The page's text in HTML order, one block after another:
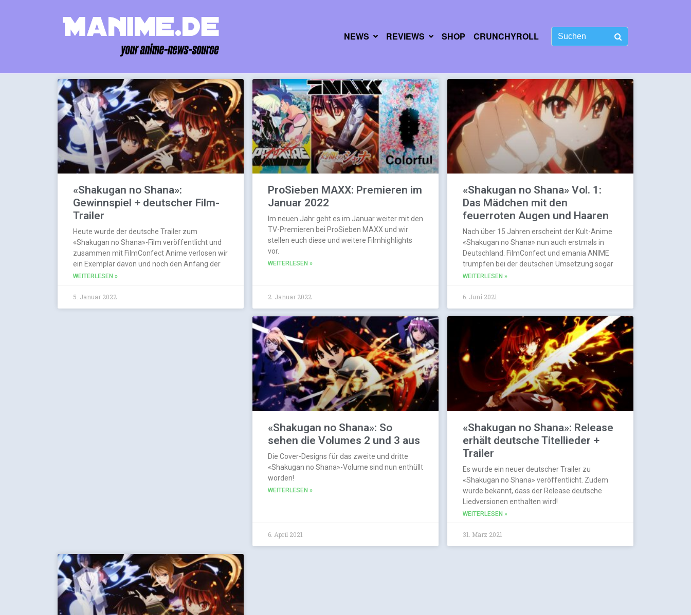
NEWS REVIEWS SHOP CRUNCHYROLL
«Shakugan no Shana»:
Gewinnspiel + deutscher Film-
Trailer
Heute wurde der deutsche Trailer zum
«Shakugan no Shana»-Film veröffentlicht und
zusammen mit FilmConfect Anime verlosen wir
ein Exemplar davon und noch den Anfang der
WEITERLESEN »
5. Januar 2022
ProSieben MAXX: Premieren im
Januar 2022
Im neuen Jahr geht es im Januar weiter mit den
TV-Premieren bei ProSieben MAXX und wir
stellen euch diese und weitere Filmhighlights
vor.
WEITERLESEN »
2. Januar 2022
«Shakugan no Shana» Vol. 1:
Das Mädchen mit den
feuerroten Augen und Haaren
Nach über 15 Jahren erscheint der Kult-Anime
«Shakugan no Shana» nun auch erstmals in
Deutschland. FilmConfect und emania ANIME
trumpfen bei der deutschen Umsetzung sogar
WEITERLESEN »
6. Juni 2021
«Shakugan no Shana»: So
sehen die Volumes 2 und 3 aus
Die Cover-Designs für das zweite und dritte
«Shakugan no Shana»-Volume sind nun enthüllt
worden!
WEITERLESEN »
6. April 2021
«Shakugan no Shana»: Release
erhält deutsche Titellieder +
Trailer
Es wurde ein neuer deutscher Trailer zu
«Shakugan no Shana» veröffentlicht. Zudem
wurde bekannt, dass der Release deutsche
Liedversionen enthalten wird!
WEITERLESEN »
31. März 2021